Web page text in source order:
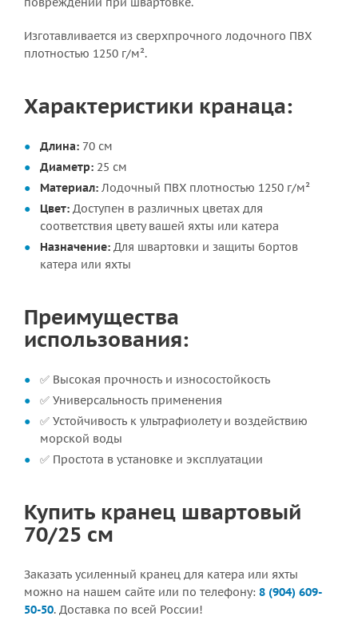
Изготавливается из сверхпрочного лодочного ПВХ
плотностью 1250 г/м².
Характеристики кранаца:
Длина: 70 см
Диаметр: 25 см
Материал: Лодочный ПВХ плотностью 1250 г/м²
Цвет: Доступен в различных цветах для
соответствия цвету вашей яхты или катера
Назначение: Для швартовки и защиты бортов
катера или яхты
Преимущества
использования:
✅ Высокая прочность и износостойкость
✅ Универсальность применения
✅ Устойчивость к ультрафиолету и воздействию
морской воды
✅ Простота в установке и эксплуатации
Купить кранец швартовый
70/25 см
Заказать усиленный кранец для катера или яхты
можно на нашем сайте или по телефону: 8 (904) 609-
50-50. Доставка по всей России!